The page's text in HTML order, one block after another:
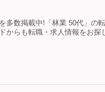
数掲載中!「林業 50代」の
らも転職・求人情報をお